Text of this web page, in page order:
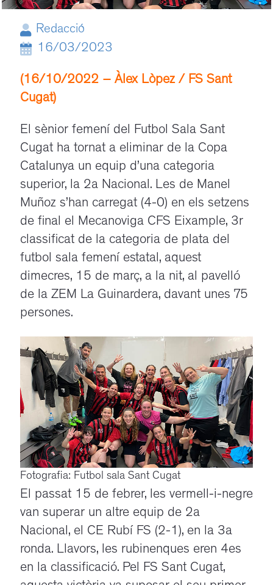
Redacció
16/03/2023
(16/10/2022 – Àlex Lòpez / FS Sant
Cugat)
El sènior femení del Futbol Sala Sant
Cugat ha tornat a eliminar de la Copa
Catalunya un equip d’una categoria
superior, la 2a Nacional. Les de Manel
Muñoz s’han carregat (4-0) en els setzens
de final el Mecanoviga CFS Eixample, 3r
classificat de la categoria de plata del
futbol sala femení estatal, aquest
dimecres, 15 de març, a la nit, al pavelló
de la ZEM La Guinardera, davant unes 75
persones.
Fotografia: Futbol sala Sant Cugat
El passat 15 de febrer, les vermell-i-negre
van superar un altre equip de 2a
Nacional, el CE Rubí FS (2-1), en la 3a
ronda. Llavors, les rubinenques eren 4es
en la classificació. Pel FS Sant Cugat,